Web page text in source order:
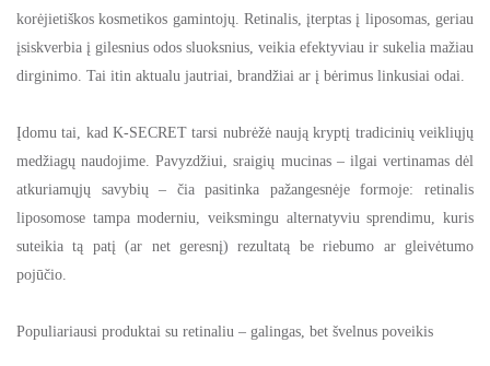
korėjietiškos kosmetikos gamintojų. Retinalis, įterptas į liposomas, geriau
įsiskverbia į gilesnius odos sluoksnius, veikia efektyviau ir sukelia mažiau
dirginimo. Tai itin aktualu jautriai, brandžiai ar į bėrimus linkusiai odai.
Įdomu tai, kad K-SECRET tarsi nubrėžė naują kryptį tradicinių veikliųjų
medžiagų naudojime. Pavyzdžiui, sraigių mucinas – ilgai vertinamas dėl
atkuriamųjų savybių – čia pasitinka pažangesnėje formoje: retinalis
liposomose tampa moderniu, veiksmingu alternatyviu sprendimu, kuris
suteikia tą patį (ar net geresnį) rezultatą be riebumo ar gleivėtumo
pojūčio.
Populiariausi produktai su retinaliu – galingas, bet švelnus poveikis